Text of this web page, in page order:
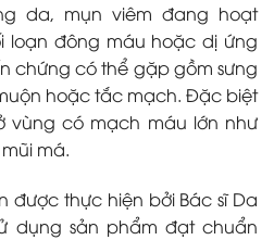
da, mụn viêm đang hoạt
loạn đông máu hoặc dị ứng
chứng có thể gặp gồm sưng
hoặc tắc mạch. Đặc biệt
vùng có mạch máu lớn như
má.
được thực hiện bởi Bác sĩ Da
dụng sản phẩm đạt chuẩn